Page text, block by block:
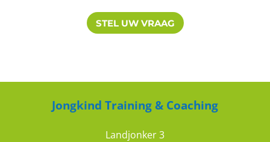
STEL UW VRAAG
Jongkind Training & Coaching
Landjonker 3